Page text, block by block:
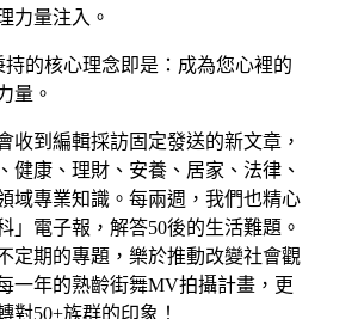
力量注入。
持的核心理念即是：成為您心裡的
量。
收到編輯採訪固定發送的新文章，
健康、理財、安養、居家、法律、
域專業知識。每兩週，我們也精心
」電子報，解答50後的生活難題。
定期的專題，樂於推動改變社會觀
一年的熟齡街舞MV拍攝計畫，更
對50+族群的印象！